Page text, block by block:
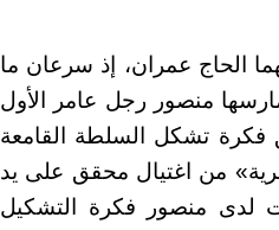
الحاج عمران، إذ سرعان ما
منصور رجل عامر الأول
فكرة تشكل السلطة القامعة
من اغتيال محقق على يد
لدى منصور فكرة التشكيل